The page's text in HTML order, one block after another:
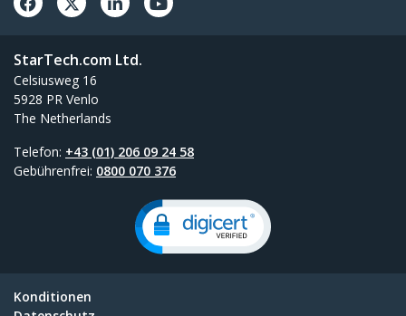
StarTech.com Ltd.
Celsiusweg 16
5928 PR Venlo
The Netherlands
Telefon: +43 (01) 206 09 24 58
Gebührenfrei: 0800 070 376
Konditionen